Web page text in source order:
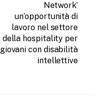
Network’
un’opportunità di
lavoro nel settore
della hospitality per
giovani con disabilità
intellettive